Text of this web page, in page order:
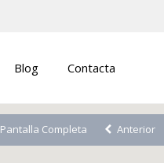
Blog Contacta
Pantalla Completa Anterior